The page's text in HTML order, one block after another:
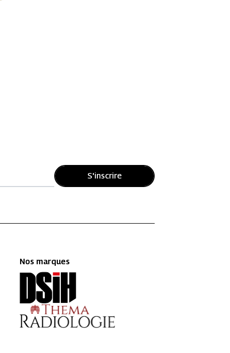
S'inscrire
Nos marques